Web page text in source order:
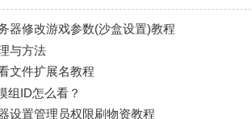
器修改游戏参数(沙盒设置)教程
与方法
文件扩展名教程
组ID怎么看？
设置管理员权限刷物资教程